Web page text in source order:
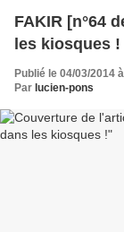
FAKIR [n°64
les kiosques !
Publié le 04/03/2014
Par lucien-pons